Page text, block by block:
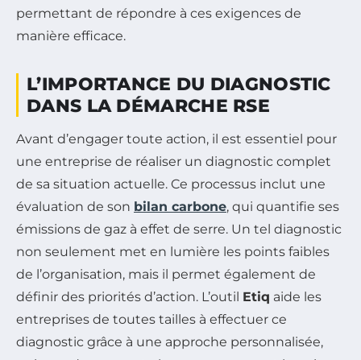
permettant de répondre à ces exigences de
manière efficace.
L’IMPORTANCE DU DIAGNOSTIC
DANS LA DÉMARCHE RSE
Avant d’engager toute action, il est essentiel pour
une entreprise de réaliser un diagnostic complet
de sa situation actuelle. Ce processus inclut une
évaluation de son bilan carbone, qui quantifie ses
émissions de gaz à effet de serre. Un tel diagnostic
non seulement met en lumière les points faibles
de l’organisation, mais il permet également de
définir des priorités d’action. L’outil Etiq aide les
entreprises de toutes tailles à effectuer ce
diagnostic grâce à une approche personnalisée,